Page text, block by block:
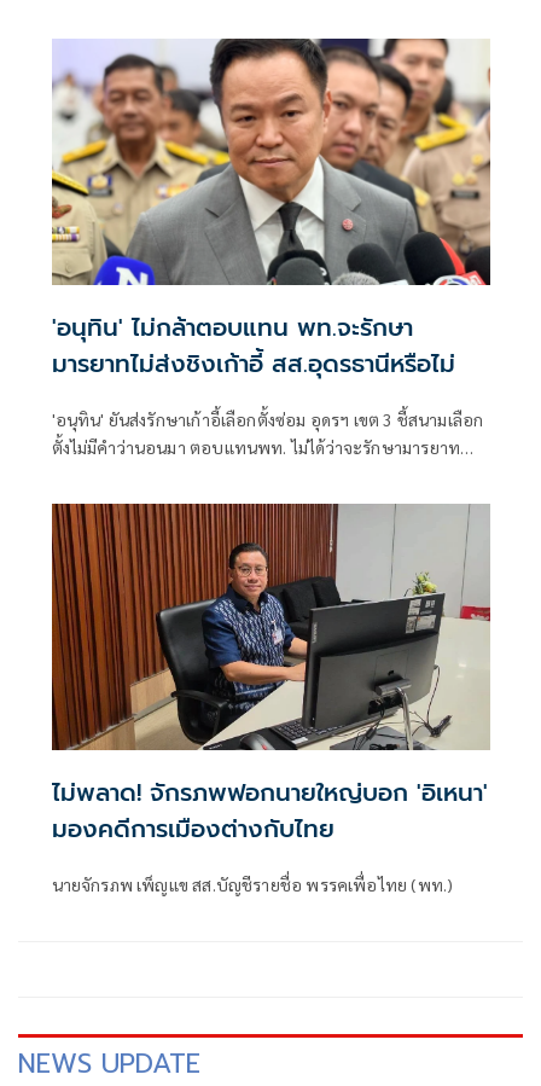
'อนุทิน' ไม่กล้าตอบแทน พท.จะรักษา
มารยาทไม่ส่งชิงเก้าอี้ สส.อุดรธานีหรือไม่
'อนุทิน' ยันส่งรักษาเก้าอี้เลือกตั้งซ่อม อุดรฯ เขต 3 ชี้สนามเลือก
ตั้งไม่มีคำว่านอนมา ตอบแทนพท. ไม่ได้ว่าจะรักษามารยาท
ไม่พลาด! จักรภพฟอกนายใหญ่บอก 'อิเหนา'
มองคดีการเมืองต่างกับไทย
นายจักรภพ เพ็ญแข สส.บัญชีรายชื่อ พรรคเพื่อไทย (พท.)
NEWS UPDATE